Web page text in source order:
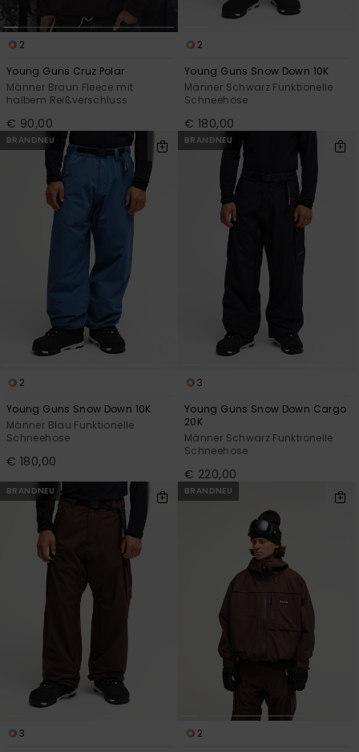
2
Young Guns Cruz Polar
Männer Braun Fleece mit
halbem Reißverschluss
€ 90,00
2
Young Guns Snow Down 10K
Männer Schwarz Funktionelle
Schneehose
€ 180,00
BRANDNEU
2
Young Guns Snow Down 10K
Männer Blau Funktionelle
Schneehose
€ 180,00
BRANDNEU
3
Young Guns Snow Down Cargo
20K
Männer Schwarz Funktionelle
Schneehose
€ 220,00
BRANDNEU
3
BRANDNEU
2